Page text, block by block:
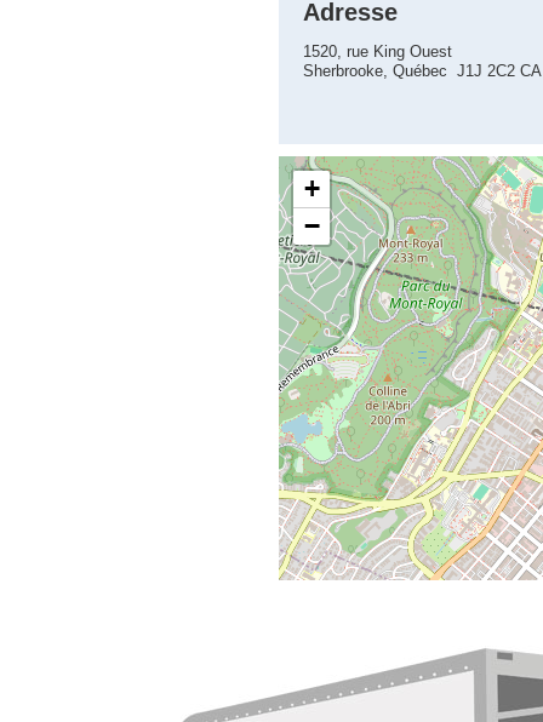
Adresse
1520, rue King Ouest
Sherbrooke, Québec J1J 2C2 CA
+
−